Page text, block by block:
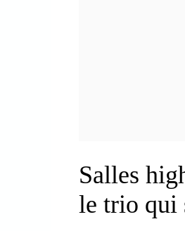
Salles
le trio qui